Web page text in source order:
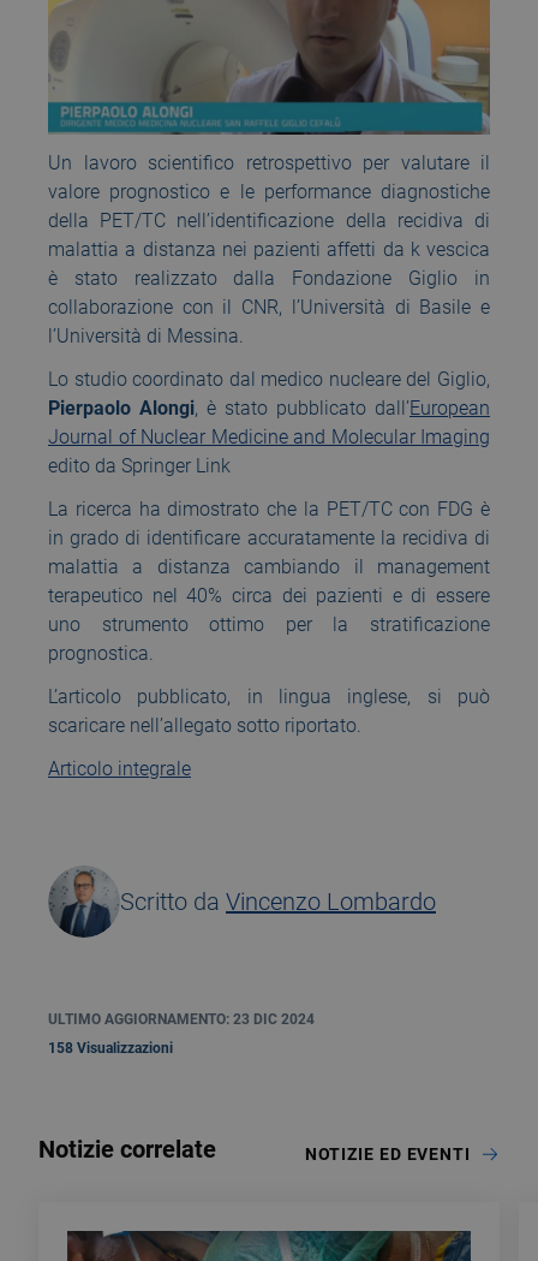
Un lavoro scientifico retrospettivo per valutare il
valore prognostico e le performance diagnostiche
della PET/TC nell’identificazione della recidiva di
malattia a distanza nei pazienti affetti da k vescica
è stato realizzato dalla Fondazione Giglio in
collaborazione con il CNR, l’Università di Basile e
l’Università di Messina.
Lo studio coordinato dal medico nucleare del Giglio,
Pierpaolo Alongi, è stato pubblicato dall’European
Journal of Nuclear Medicine and Molecular Imaging
edito da Springer Link
La ricerca ha dimostrato che la PET/TC con FDG è
in grado di identificare accuratamente la recidiva di
malattia a distanza cambiando il management
terapeutico nel 40% circa dei pazienti e di essere
uno strumento ottimo per la stratificazione
prognostica.
L’articolo pubblicato, in lingua inglese, si può
scaricare nell’allegato sotto riportato.
Articolo integrale
Scritto da Vincenzo Lombardo
ULTIMO AGGIORNAMENTO: 23 DIC 2024
158 Visualizzazioni
Notizie correlate NOTIZIE ED EVENTI